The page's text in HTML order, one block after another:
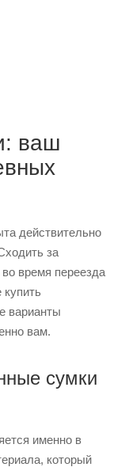
ваш
действительно
за
время переезда
варианты
вам.
сумки
именно в
который